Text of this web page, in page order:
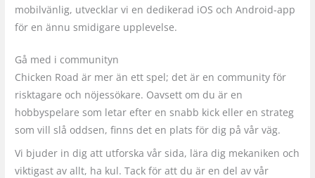
mobilvänlig, utvecklar vi en dedikerad iOS och Android-app
för en ännu smidigare upplevelse.
Gå med i communityn
Chicken Road är mer än ett spel; det är en community för
risktagare och nöjessökare. Oavsett om du är en
hobbyspelare som letar efter en snabb kick eller en strateg
som vill slå oddsen, finns det en plats för dig på vår väg.
Vi bjuder in dig att utforska vår sida, lära dig mekaniken och
viktigast av allt, ha kul. Tack för att du är en del av vår